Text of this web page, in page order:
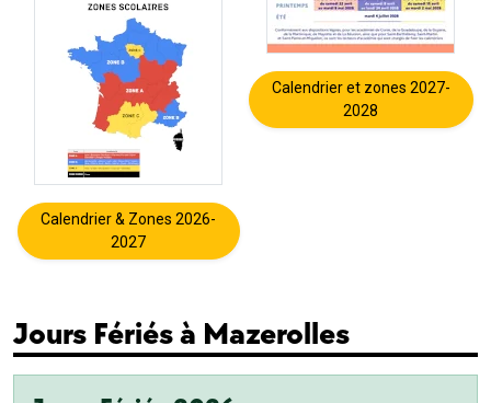
Calendrier & Zones 2026-
2027
Calendrier et zones 2027-
2028
Jours Fériés à Mazerolles